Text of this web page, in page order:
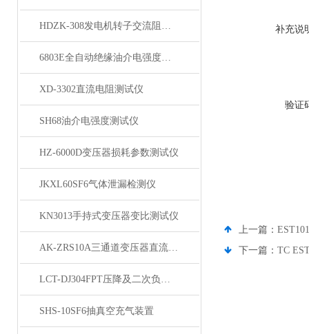
HDZK-308发电机转子交流阻抗测试仪
6803E全自动绝缘油介电强度测试仪
XD-3302直流电阻测试仪
SH68油介电强度测试仪
HZ-6000D变压器损耗参数测试仪
JKXL60SF6气体泄漏检测仪
KN3013手持式变压器变比测试仪
AK-ZRS10A三通道变压器直流电阻测试仪
LCT-DJ304FPT压降及二次负荷测试仪
SHS-10SF6抽真空充气装置
补充说
验证
上一篇：
下一篇： TC